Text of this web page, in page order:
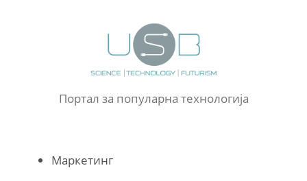
Портал за популарна технологија
Маркетинг